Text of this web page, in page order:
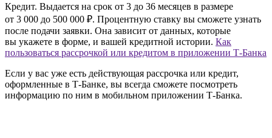
Кредит. Выдается на срок от 3 до 36 месяцев в размере
от 3 000 до 500 000 ₽. Процентную ставку вы сможете узнать
после подачи заявки. Она зависит от данных, которые
вы укажете в форме, и вашей кредитной истории. Как
пользоваться рассрочкой или кредитом в приложении Т‑Банка
Если у вас уже есть действующая рассрочка или кредит,
оформленные в Т‑Банке, вы всегда сможете посмотреть
информацию по ним в мобильном приложении Т‑Банка.